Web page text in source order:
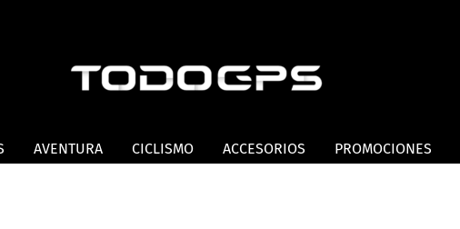
AVENTURA CICLISMO ACCESORIOS PROMOCIONES